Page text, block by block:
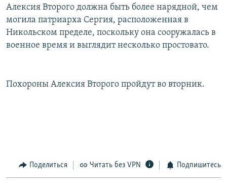
Алексия Второго должна быть более нарядной, чем
могила патриарха Сергия, расположенная в
Никольском пределе, поскольку она сооружалась в
военное время и выглядит несколько простовато.
Похороны Алексия Второго пройдут во вторник.
Поделиться Читать без VPN Подпишитесь